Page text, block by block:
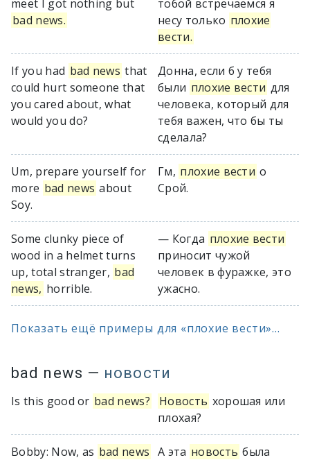
meet I got nothing but
bad news.
тобой встречаемся я
несу только плохие
вести.
If you had bad news that
could hurt someone that
you cared about, what
would you do?
Донна, если б у тебя
были плохие вести для
человека, который для
тебя важен, что бы ты
сделала?
Um, prepare yourself for
more bad news about
Soy.
Гм, плохие вести о
Срой.
Some clunky piece of
wood in a helmet turns
up, total stranger, bad
news, horrible.
— Когда плохие вести
приносит чужой
человек в фуражке, это
ужасно.
Показать ещё примеры для «плохие вести»...
bad news — новости
Is this good or bad news? Новость хорошая или
плохая?
Bobby: Now, as bad news А эта новость была